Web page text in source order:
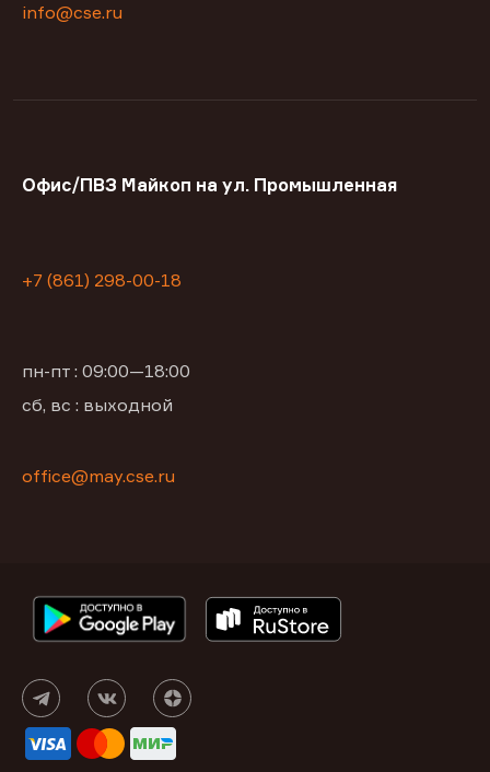
info@cse.ru
Офис/ПВЗ Майкоп на ул. Промышленная
+7 (861) 298-00-18
пн-пт : 09:00—18:00
сб, вс : выходной
office@may.cse.ru